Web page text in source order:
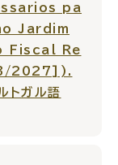
pa
Jardim
Fiscal Re
2027]).
トガル語